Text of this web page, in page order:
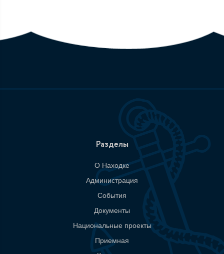
Разделы
О Находке
Администрация
События
Документы
Национальные проекты
Приемная